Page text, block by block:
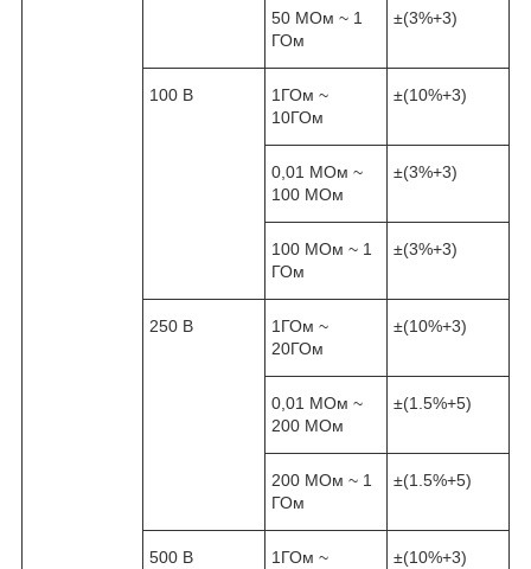
50 МОм ~ 1
ГОм
±(3%+3)
100 В
1ГОм ~
10ГОм
±(10%+3)
0,01 МОм ~
100 МОм
±(3%+3)
100 МОм ~ 1
ГОм
±(3%+3)
250 В
1ГОм ~
20ГОм
±(10%+3)
0,01 МОм ~
200 МОм
±(1.5%+5)
200 МОм ~ 1
ГОм
±(1.5%+5)
500 В
1ГОм ~
±(10%+3)